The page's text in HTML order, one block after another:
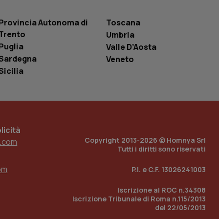
Autonoma di
Toscana
Umbria
Valle D’Aosta
Veneto
Copyright 2013-2026 © Homnya Srl
Tutti i diritti sono riservati
P.I. e C.F. 13026241003
Iscrizione al ROC n.34308
Iscrizione Tribunale di Roma n.115/2013
del 22/05/2013
in cui viene
di accesso per
Analytics
del sito web sta
traccia
del sito web sta